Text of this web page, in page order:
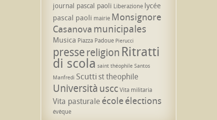
journal pascal paoli Liberazione lycée
pascal paoli mairie Monsignore
Casanova municipales
Musica Piazza Padoue Pierucci
pressereligion Ritratti
di scola saint théophile Santos
Manfredi Scuttist theophile
UniversitàusccVita militaria
Vita pasturale écoleélections
évêque